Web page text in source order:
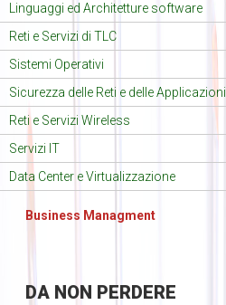
Linguaggi ed Architetture software
Reti e Servizi di TLC
Sistemi Operativi
Sicurezza delle Reti e delle Applicazioni
Reti e Servizi Wireless
Servizi IT
Data Center e Virtualizzazione
Business Managment
DANON PERDERE